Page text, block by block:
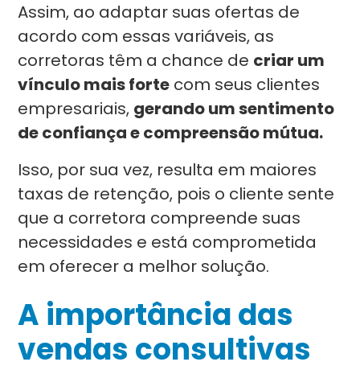
Assim, ao adaptar suas ofertas de
acordo com essas variáveis, as
corretoras têm a chance de criar um
vínculo mais forte com seus clientes
empresariais, gerando um sentimento
de confiança e compreensão mútua.
Isso, por sua vez, resulta em maiores
taxas de retenção, pois o cliente sente
que a corretora compreende suas
necessidades e está comprometida
em oferecer a melhor solução.
A importância das
vendas consultivas